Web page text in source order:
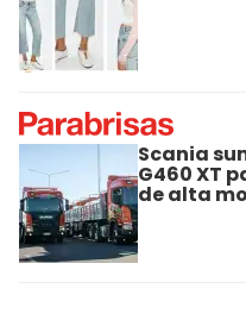
Scania
G460 XT
de alta